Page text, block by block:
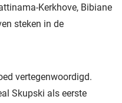
Kerkhove, Bibiane
steken in de
vertegenwoordigd.
Skupski als eerste